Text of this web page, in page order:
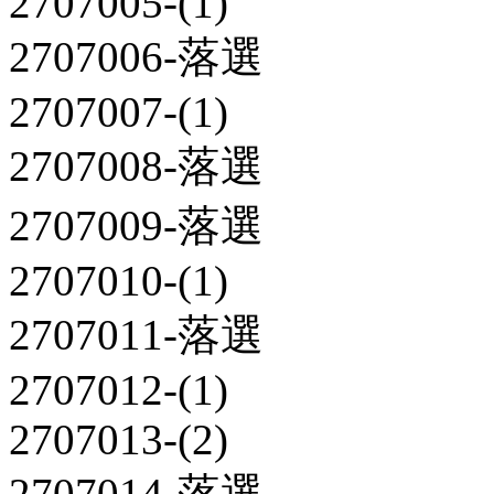
2707006-落選
2707007-(1)
2707008-落選
2707009-落選
2707010-(1)
2707011-落選
2707012-(1)
2707013-(2)